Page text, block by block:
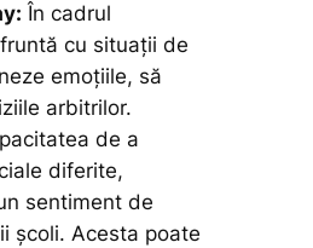
În cadrul
cu situații de
emoțiile, să
arbitrilor.
de a
diferite,
sentiment de
școli. Acesta poate